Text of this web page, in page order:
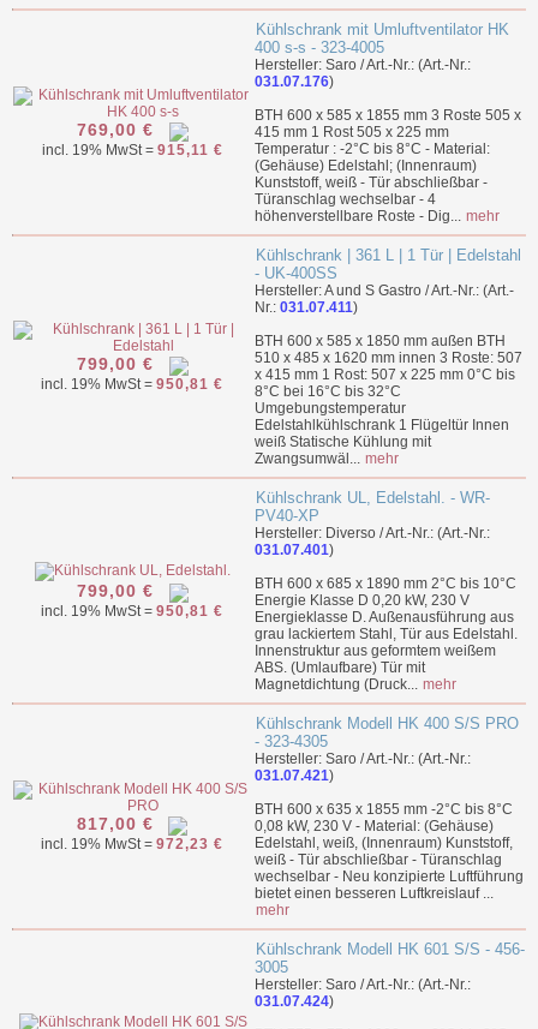
769,00 €
incl. 19% MwSt = 915,11 €
Kühlschrank mit Umluftventilator HK
400 s-s - 323-4005
Hersteller: Saro / Art.-Nr.: (Art.-Nr.:
031.07.176)
BTH 600 x 585 x 1855 mm 3 Roste 505 x
415 mm 1 Rost 505 x 225 mm
Temperatur : -2°C bis 8°C - Material:
(Gehäuse) Edelstahl; (Innenraum)
Kunststoff, weiß - Tür abschließbar -
Türanschlag wechselbar - 4
höhenverstellbare Roste - Dig... mehr
799,00 €
incl. 19% MwSt = 950,81 €
Kühlschrank | 361 L | 1 Tür | Edelstahl
- UK-400SS
Hersteller: A und S Gastro / Art.-Nr.: (Art.-
Nr.: 031.07.411)
BTH 600 x 585 x 1850 mm außen BTH
510 x 485 x 1620 mm innen 3 Roste: 507
x 415 mm 1 Rost: 507 x 225 mm 0°C bis
8°C bei 16°C bis 32°C
Umgebungstemperatur
Edelstahlkühlschrank 1 Flügeltür Innen
weiß Statische Kühlung mit
Zwangsumwäl... mehr
799,00 €
incl. 19% MwSt = 950,81 €
Kühlschrank UL, Edelstahl. - WR-
PV40-XP
Hersteller: Diverso / Art.-Nr.: (Art.-Nr.:
031.07.401)
BTH 600 x 685 x 1890 mm 2°C bis 10°C
Energie Klasse D 0,20 kW, 230 V
Energieklasse D. Außenausführung aus
grau lackiertem Stahl, Tür aus Edelstahl.
Innenstruktur aus geformtem weißem
ABS. (Umlaufbare) Tür mit
Magnetdichtung (Druck... mehr
817,00 €
incl. 19% MwSt = 972,23 €
Kühlschrank Modell HK 400 S/S PRO
- 323-4305
Hersteller: Saro / Art.-Nr.: (Art.-Nr.:
031.07.421)
BTH 600 x 635 x 1855 mm -2°C bis 8°C
0,08 kW, 230 V - Material: (Gehäuse)
Edelstahl, weiß, (Innenraum) Kunststoff,
weiß - Tür abschließbar - Türanschlag
wechselbar - Neu konzipierte Luftführung
bietet einen besseren Luftkreislauf ...
mehr
Kühlschrank Modell HK 601 S/S - 456-
3005
Hersteller: Saro / Art.-Nr.: (Art.-Nr.:
031.07.424)